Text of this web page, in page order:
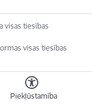
Piekļūstamība
visas tiesības
visas tiesības